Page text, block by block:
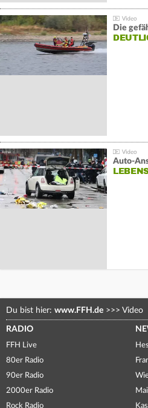
Die
Du bist hier: www.FFH.de >>> Video
RADIO
FFH Live
80er Radio
90er Radio
2000er Radio
Rock Radio